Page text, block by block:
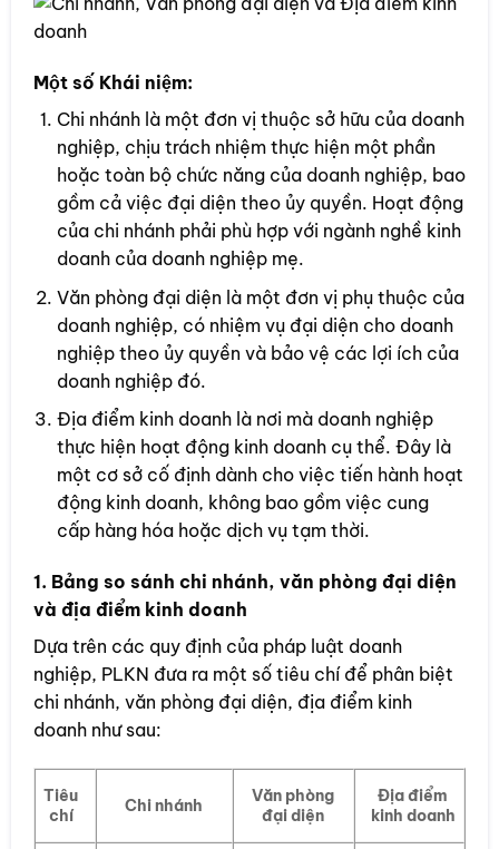
Một số Khái niệm:
Chi nhánh là một đơn vị thuộc sở hữu của doanh
nghiệp, chịu trách nhiệm thực hiện một phần
hoặc toàn bộ chức năng của doanh nghiệp, bao
gồm cả việc đại diện theo ủy quyền. Hoạt động
của chi nhánh phải phù hợp với ngành nghề kinh
doanh của doanh nghiệp mẹ.
Văn phòng đại diện là một đơn vị phụ thuộc của
doanh nghiệp, có nhiệm vụ đại diện cho doanh
nghiệp theo ủy quyền và bảo vệ các lợi ích của
doanh nghiệp đó.
Địa điểm kinh doanh là nơi mà doanh nghiệp
thực hiện hoạt động kinh doanh cụ thể. Đây là
một cơ sở cố định dành cho việc tiến hành hoạt
động kinh doanh, không bao gồm việc cung
cấp hàng hóa hoặc dịch vụ tạm thời.
1. Bảng so sánh chi nhánh, văn phòng đại diện
và địa điểm kinh doanh
Dựa trên các quy định của pháp luật doanh
nghiệp, PLKN đưa ra một số tiêu chí để phân biệt
chi nhánh, văn phòng đại diện, địa điểm kinh
doanh như sau:
Tiêu
chí
Chi nhánh
Văn phòng
đại diện
Địa điểm
kinh doanh